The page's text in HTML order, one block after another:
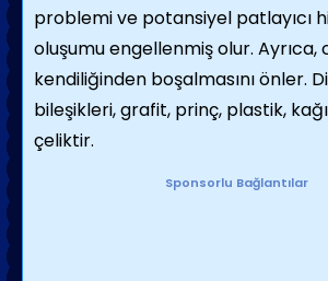
problemi ve potansiyel patlayıcı
oluşumu engellenmiş olur. Ayrıca,
kendiliğinden boşalmasını önler.
bileşikleri, grafit, prinç, plastik,
çeliktir.
Sponsorlu Bağlantılar